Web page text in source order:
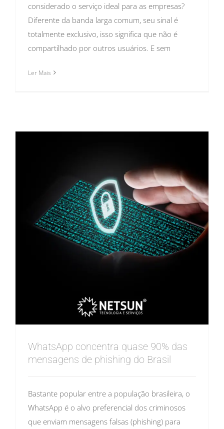
considerado o serviço ideal para as empresas?
Diferente da banda larga comum, seu sinal é
totalmente exclusivo, isso significa que não é
compartilhado por outros usuários. E sem
Ler Mais
WhatsApp concentra quase 90% das
mensagens de phishing do Brasil
Bastante popular entre a população brasileira, o
WhatsApp é o alvo preferencial dos criminosos
que enviam mensagens falsas (phishing) para